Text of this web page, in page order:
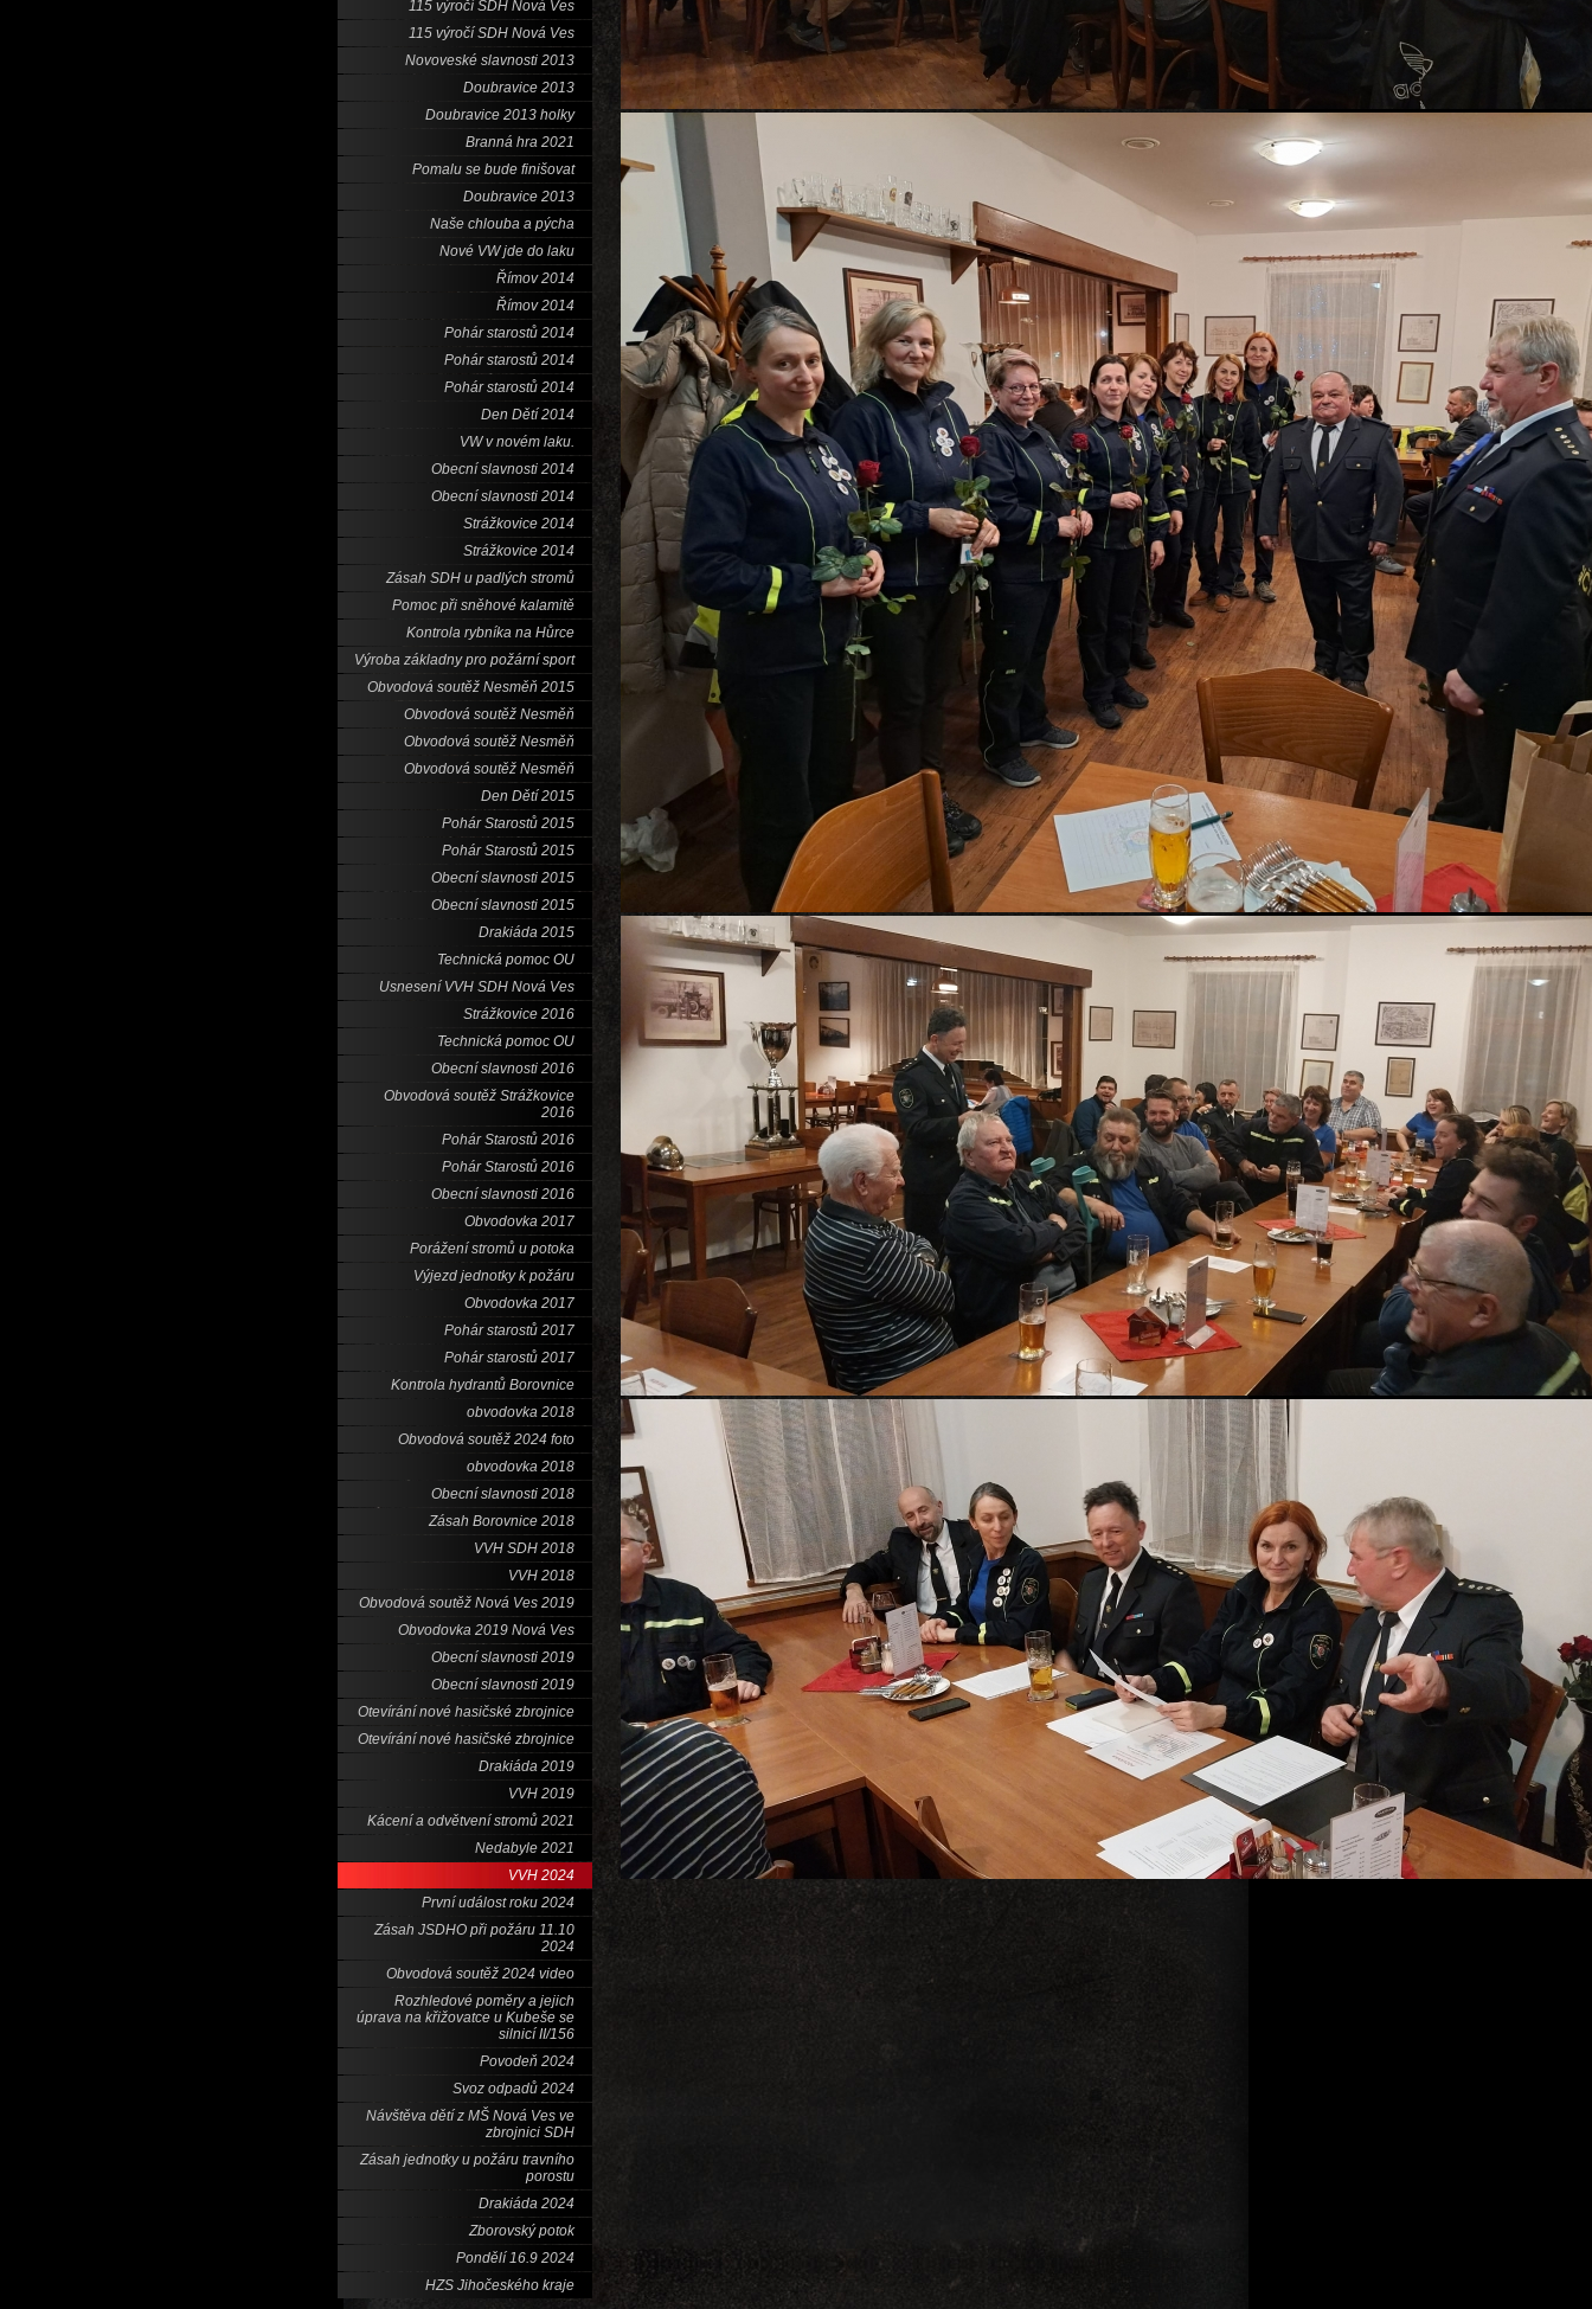
115 výročí SDH Nová Ves
115 výročí SDH Nová Ves
Novoveské slavnosti 2013
Doubravice 2013
Doubravice 2013 holky
Branná hra 2021
Pomalu se bude finišovat
Doubravice 2013
Naše chlouba a pýcha
Nové VW jde do laku
Římov 2014
Římov 2014
Pohár starostů 2014
Pohár starostů 2014
Pohár starostů 2014
Den Dětí 2014
VW v novém laku.
Obecní slavnosti 2014
Obecní slavnosti 2014
Strážkovice 2014
Strážkovice 2014
Zásah SDH u padlých stromů
Pomoc při sněhové kalamitě
Kontrola rybníka na Hůrce
Výroba základny pro požární sport
Obvodová soutěž Nesměň 2015
Obvodová soutěž Nesměň
Obvodová soutěž Nesměň
Obvodová soutěž Nesměň
Den Dětí 2015
Pohár Starostů 2015
Pohár Starostů 2015
Obecní slavnosti 2015
Obecní slavnosti 2015
Drakiáda 2015
Technická pomoc OU
Usnesení VVH SDH Nová Ves
Strážkovice 2016
Technická pomoc OU
Obecní slavnosti 2016
Obvodová soutěž Strážkovice
2016
Pohár Starostů 2016
Pohár Starostů 2016
Obecní slavnosti 2016
Obvodovka 2017
Porážení stromů u potoka
Výjezd jednotky k požáru
Obvodovka 2017
Pohár starostů 2017
Pohár starostů 2017
Kontrola hydrantů Borovnice
obvodovka 2018
Obvodová soutěž 2024 foto
obvodovka 2018
Obecní slavnosti 2018
Zásah Borovnice 2018
VVH SDH 2018
VVH 2018
Obvodová soutěž Nová Ves 2019
Obvodovka 2019 Nová Ves
Obecní slavnosti 2019
Obecní slavnosti 2019
Otevírání nové hasičské zbrojnice
Otevírání nové hasičské zbrojnice
Drakiáda 2019
VVH 2019
Kácení a odvětvení stromů 2021
Nedabyle 2021
VVH 2024
První událost roku 2024
Zásah JSDHO při požáru 11.10
2024
Obvodová soutěž 2024 video
Rozhledové poměry a jejich
úprava na křižovatce u Kubeše se
silnicí II/156
Povodeň 2024
Svoz odpadů 2024
Návštěva dětí z MŠ Nová Ves ve
zbrojnici SDH
Zásah jednotky u požáru travního
porostu
Drakiáda 2024
Zborovský potok
Pondělí 16.9 2024
HZS Jihočeského kraje